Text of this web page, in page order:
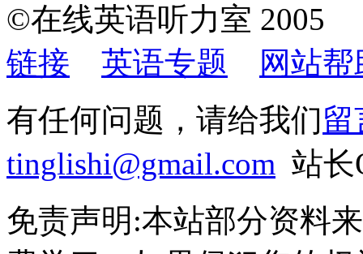
©在线英语听力室
链接
英语专题
网站帮
有任何问题，请给我们留
tinglishi@gmail.com 站长
免责声明:本站部分资料